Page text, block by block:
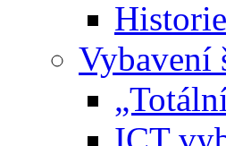
Vybavení